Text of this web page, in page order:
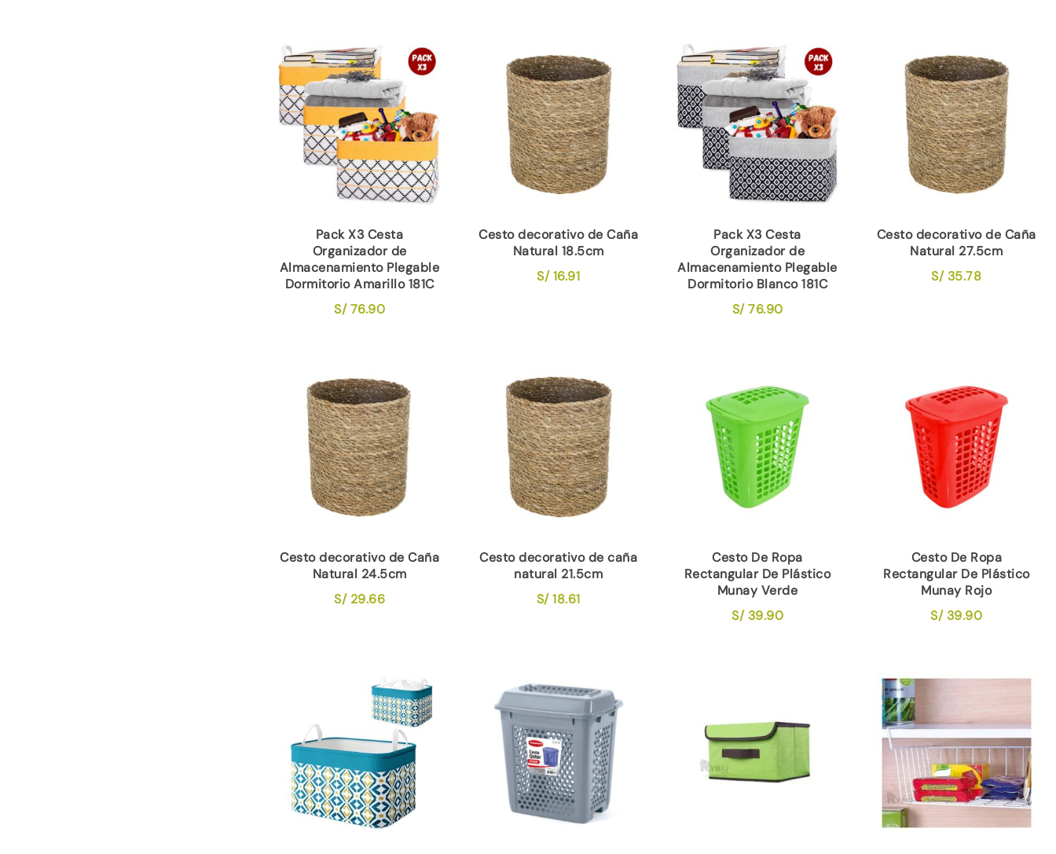
Pack X3 Cesta
Organizador de
Almacenamiento Plegable
Dormitorio Amarillo 181C
S/76.90
Cesto decorativo de Caña
Natural 18.5cm
S/16.91
Pack X3 Cesta
Organizador de
Almacenamiento Plegable
Dormitorio Blanco 181C
S/76.90
Cesto decorativo de Caña
Natural 27.5cm
S/35.78
Cesto decorativo de Caña
Natural 24.5cm
S/29.66
Cesto decorativo de caña
natural 21.5cm
S/18.61
Cesto De Ropa
Rectangular De Plástico
Munay Verde
S/39.90
Cesto De Ropa
Rectangular De Plástico
Munay Rojo
S/39.90